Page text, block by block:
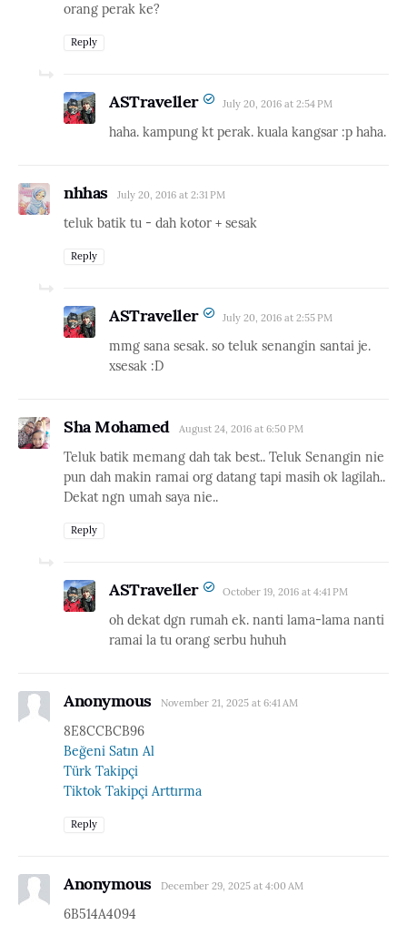
orang perak ke?
Reply
ASTraveller July 20, 2016 at 2:54 PM
haha. kampung kt perak. kuala kangsar :p haha.
nhhas July 20, 2016 at 2:31 PM
teluk batik tu - dah kotor + sesak
Reply
ASTraveller July 20, 2016 at 2:55 PM
mmg sana sesak. so teluk senangin santai je.
xsesak :D
Sha Mohamed August 24, 2016 at 6:50 PM
Teluk batik memang dah tak best.. Teluk Senangin nie
pun dah makin ramai org datang tapi masih ok lagilah..
Dekat ngn umah saya nie..
Reply
ASTraveller October 19, 2016 at 4:41 PM
oh dekat dgn rumah ek. nanti lama-lama nanti
ramai la tu orang serbu huhuh
Anonymous November 21, 2025 at 6:41 AM
8E8CCBCB96
Beğeni Satın Al
Türk Takipçi
Tiktok Takipçi Arttırma
Reply
Anonymous December 29, 2025 at 4:00 AM
6B514A4094